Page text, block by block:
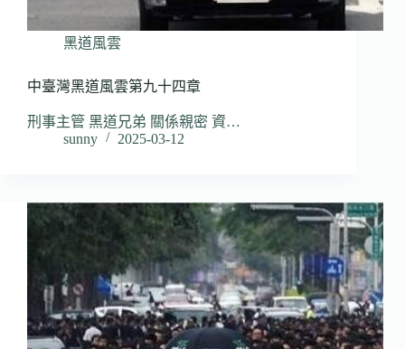
黑道風雲
中臺灣黑道風雲第九十四章
刑事主管 黑道兄弟 關係親密 資…
sunny
2025-03-12